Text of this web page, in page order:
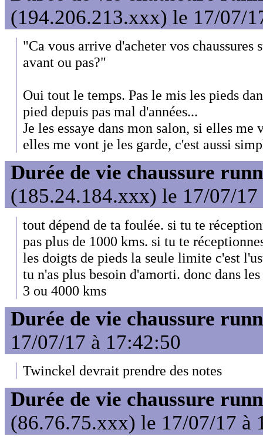
(194.206.213.xxx) le 17/07/
"Ca vous arrive d'acheter vos chaussures
avant ou pas?"
Oui tout le temps. Pas le mis les pieds
pied depuis pas mal d'années...
Je les essaye dans mon salon, si elles
elles me vont je les garde, c'est aussi
Durée de vie chaussure
(185.24.184.xxx) le 17/07/17
tout dépend de ta foulée. si tu te
pas plus de 1000 kms. si tu te
les doigts de pieds la seule limite c'est
tu n'as plus besoin d'amorti. donc dans les
3 ou 4000 kms
Durée de vie chaussure
17/07/17 à 17:42:50
Twinckel devrait prendre des notes
Durée de vie chaussure
(86.76.75.xxx) le 17/07/17 à